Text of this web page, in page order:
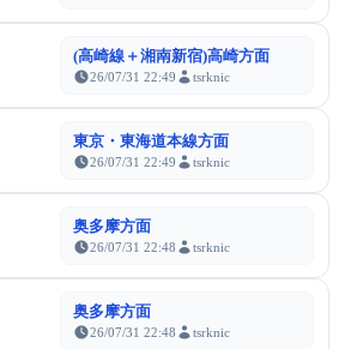
(高崎線＋湘南新宿)高崎方面
26/07/31 22:49 tsrknic
東京・東海道本線方面
26/07/31 22:49 tsrknic
奥多摩方面
26/07/31 22:48 tsrknic
奥多摩方面
26/07/31 22:48 tsrknic